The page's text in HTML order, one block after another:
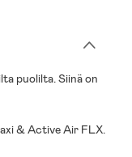
puolilta. Siinä on
& Active Air FLX.